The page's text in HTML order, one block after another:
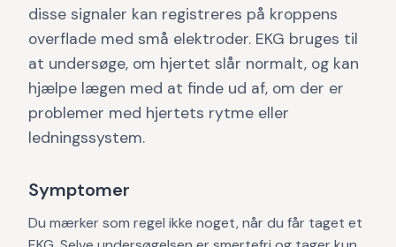
disse signaler kan registreres på kroppens
overflade med små elektroder. EKG bruges til
at undersøge, om hjertet slår normalt, og kan
hjælpe lægen med at finde ud af, om der er
problemer med hjertets rytme eller
ledningssystem.
Symptomer
Du mærker som regel ikke noget, når du får taget et